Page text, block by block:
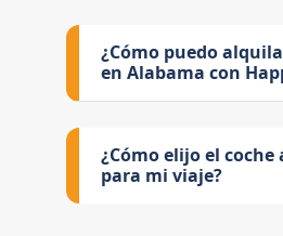
¿Cómo puedo
en Alabama con
¿Cómo elijo el coche
para mi viaje?